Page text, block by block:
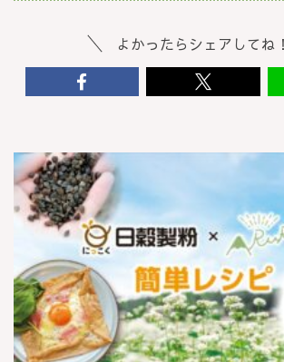
よかったらシェアしてね！